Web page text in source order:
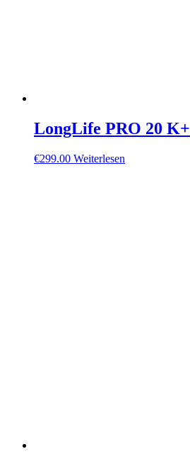
LongLife PRO 20 K+
€299.00 Weiterlesen